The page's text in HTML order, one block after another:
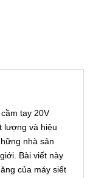
tay 20V
lượng và hiệu
nhà sản
Bài viết này
của máy siết